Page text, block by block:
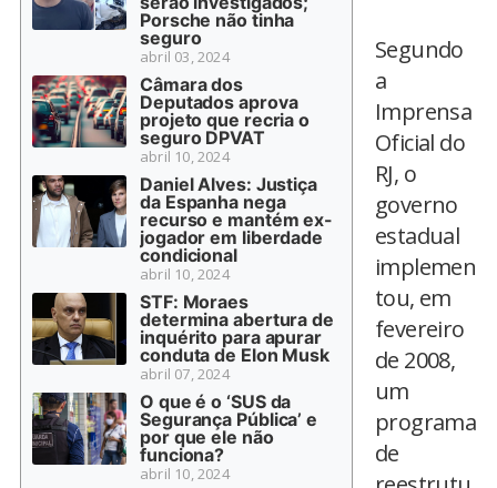
Porsche não tinha
seguro
abril 03, 2024
Câmara dos
Deputados aprova
projeto que recria o
seguro DPVAT
abril 10, 2024
Daniel Alves: Justiça
da Espanha nega
recurso e mantém ex-
jogador em liberdade
condicional
abril 10, 2024
STF: Moraes
determina abertura de
inquérito para apurar
conduta de Elon Musk
abril 07, 2024
O que é o ‘SUS da
Segurança Pública’ e
por que ele não
funciona?
abril 10, 2024
Segundo
a
Imprensa
Oficial do
RJ, o
governo
estadual
implemen
tou, em
fevereiro
de 2008,
um
programa
de